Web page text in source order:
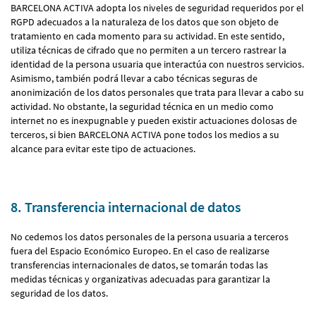
BARCELONA ACTIVA adopta los niveles de seguridad requeridos por el
RGPD adecuados a la naturaleza de los datos que son objeto de
tratamiento en cada momento para su actividad. En este sentido,
utiliza técnicas de cifrado que no permiten a un tercero rastrear la
identidad de la persona usuaria que interactúa con nuestros servicios.
Asimismo, también podrá llevar a cabo técnicas seguras de
anonimización de los datos personales que trata para llevar a cabo su
actividad. No obstante, la seguridad técnica en un medio como
internet no es inexpugnable y pueden existir actuaciones dolosas de
terceros, si bien BARCELONA ACTIVA pone todos los medios a su
alcance para evitar este tipo de actuaciones.
8. Transferencia internacional de datos
No cedemos los datos personales de la persona usuaria a terceros
fuera del Espacio Económico Europeo. En el caso de realizarse
transferencias internacionales de datos, se tomarán todas las
medidas técnicas y organizativas adecuadas para garantizar la
seguridad de los datos.